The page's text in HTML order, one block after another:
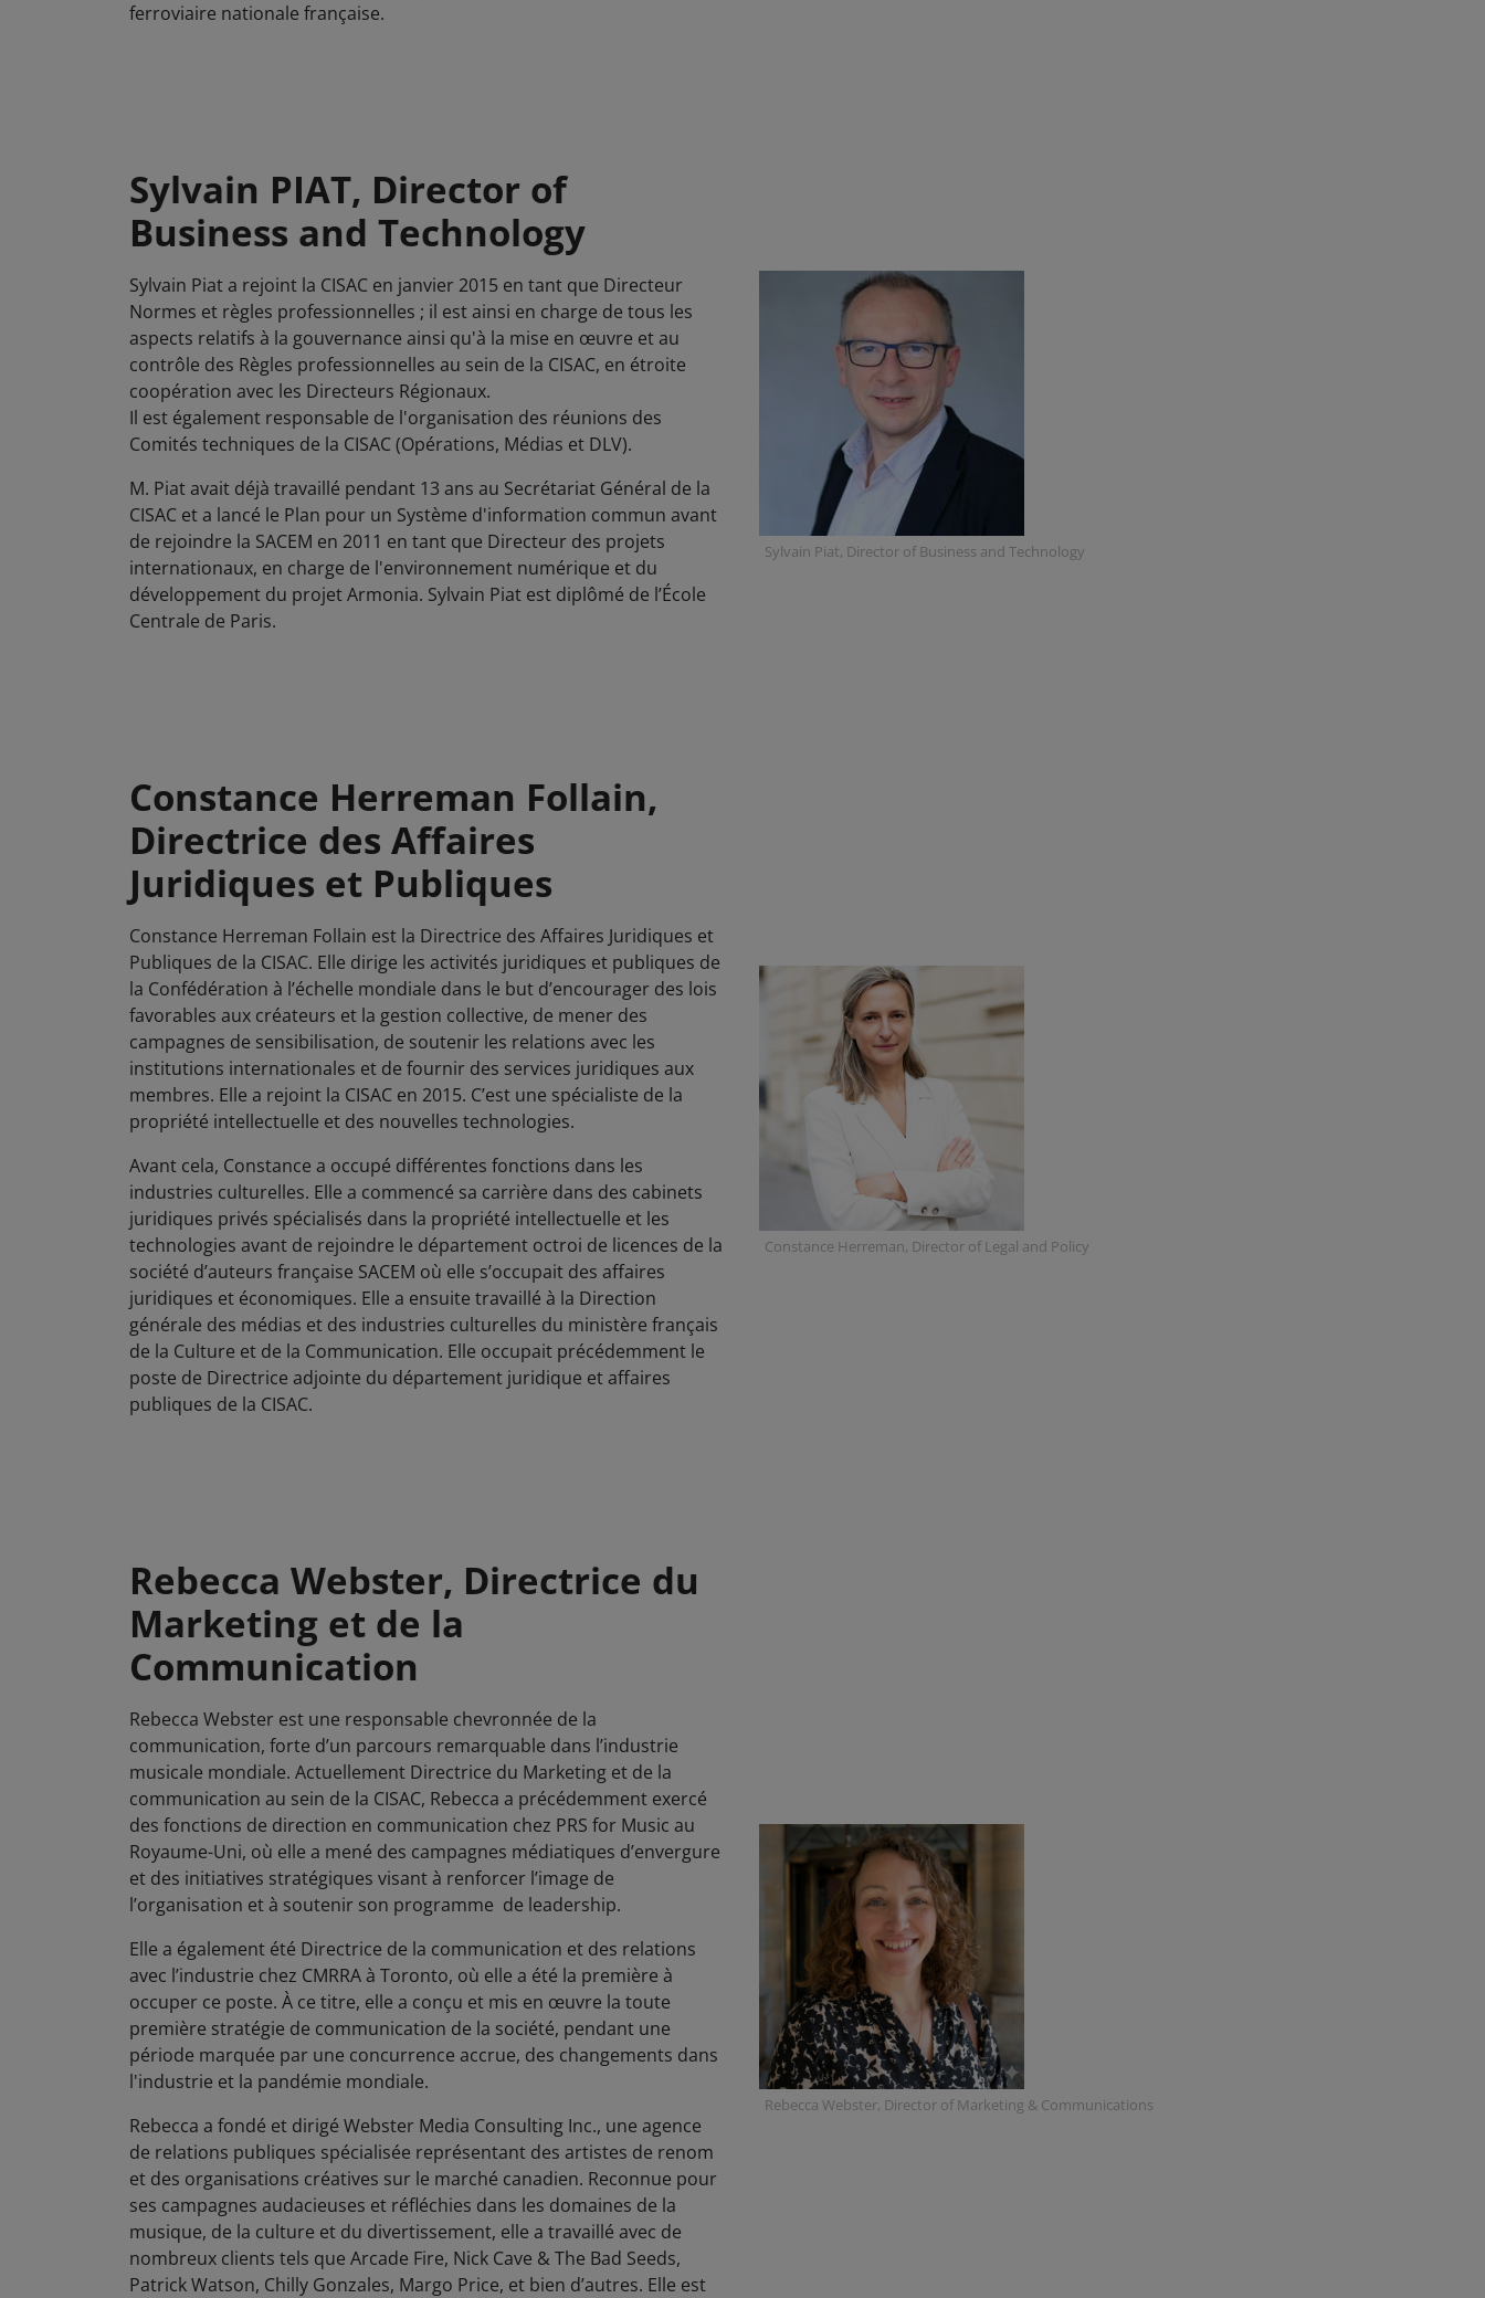
ferroviaire nationale française.
Sylvain PIAT, Director of
Business and Technology
Sylvain Piat a rejoint la CISAC en janvier 2015 en tant que Directeur
Normes et règles professionnelles ; il est ainsi en charge de tous les
aspects relatifs à la gouvernance ainsi qu'à la mise en œuvre et au
contrôle des Règles professionnelles au sein de la CISAC, en étroite
coopération avec les Directeurs Régionaux.
Il est également responsable de l'organisation des réunions des
Comités techniques de la CISAC (Opérations, Médias et DLV).
M. Piat avait déjà travaillé pendant 13 ans au Secrétariat Général de la
CISAC et a lancé le Plan pour un Système d'information commun avant
de rejoindre la SACEM en 2011 en tant que Directeur des projets
internationaux, en charge de l'environnement numérique et du
développement du projet Armonia. Sylvain Piat est diplômé de l’École
Centrale de Paris.
Sylvain Piat, Director of Business and Technology
Constance Herreman Follain,
Directrice des Affaires
Juridiques et Publiques
Constance Herreman Follain est la Directrice des Affaires Juridiques et
Publiques de la CISAC. Elle dirige les activités juridiques et publiques de
la Confédération à l’échelle mondiale dans le but d’encourager des lois
favorables aux créateurs et la gestion collective, de mener des
campagnes de sensibilisation, de soutenir les relations avec les
institutions internationales et de fournir des services juridiques aux
membres. Elle a rejoint la CISAC en 2015. C’est une spécialiste de la
propriété intellectuelle et des nouvelles technologies.
Avant cela, Constance a occupé différentes fonctions dans les
industries culturelles. Elle a commencé sa carrière dans des cabinets
juridiques privés spécialisés dans la propriété intellectuelle et les
technologies avant de rejoindre le département octroi de licences de la
société d’auteurs française SACEM où elle s’occupait des affaires
juridiques et économiques. Elle a ensuite travaillé à la Direction
générale des médias et des industries culturelles du ministère français
de la Culture et de la Communication. Elle occupait précédemment le
poste de Directrice adjointe du département juridique et affaires
publiques de la CISAC.
Constance Herreman, Director of Legal and Policy
Rebecca Webster, Directrice du
Marketing et de la
Communication
Rebecca Webster est une responsable chevronnée de la
communication, forte d’un parcours remarquable dans l’industrie
musicale mondiale. Actuellement Directrice du Marketing et de la
communication au sein de la CISAC, Rebecca a précédemment exercé
des fonctions de direction en communication chez PRS for Music au
Royaume-Uni, où elle a mené des campagnes médiatiques d’envergure
et des initiatives stratégiques visant à renforcer l’image de
l’organisation et à soutenir son programme de leadership.
Elle a également été Directrice de la communication et des relations
avec l’industrie chez CMRRA à Toronto, où elle a été la première à
occuper ce poste. À ce titre, elle a conçu et mis en œuvre la toute
première stratégie de communication de la société, pendant une
période marquée par une concurrence accrue, des changements dans
l'industrie et la pandémie mondiale.
Rebecca a fondé et dirigé Webster Media Consulting Inc., une agence
de relations publiques spécialisée représentant des artistes de renom
et des organisations créatives sur le marché canadien. Reconnue pour
ses campagnes audacieuses et réfléchies dans les domaines de la
musique, de la culture et du divertissement, elle a travaillé avec de
nombreux clients tels que Arcade Fire, Nick Cave & The Bad Seeds,
Patrick Watson, Chilly Gonzales, Margo Price, et bien d’autres. Elle est
Rebecca Webster, Director of Marketing & Communications